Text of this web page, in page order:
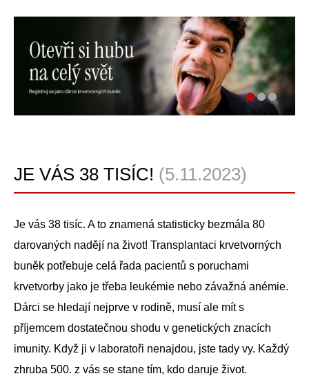
JE VÁS 38 TISÍC! (5.11.2023)
Je vás 38 tisíc. A to znamená statisticky bezmála 80
darovaných nadějí na život! Transplantaci krvetvorných
buněk potřebuje celá řada pacientů s poruchami
krvetvorby jako je třeba leukémie nebo závažná anémie.
Dárci se hledají nejprve v rodině, musí ale mít s
příjemcem dostatečnou shodu v genetických znacích
imunity. Když ji v laboratoři nenajdou, jste tady vy. Každý
zhruba 500. z vás se stane tím, kdo daruje život.